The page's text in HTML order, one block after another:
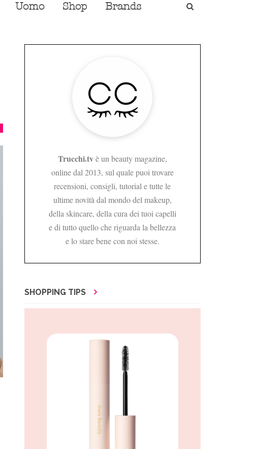
Uomo Shop Brands
Trucchi.tvè un beauty magazine,
online dal 2013, sul quale puoi trovare
recensioni, consigli, tutorial e tutte le
ultime novità dal mondo del makeup,
della skincare, della cura dei tuoi capelli
e di tutto quello che riguarda la bellezza
e lo stare bene con noi stesse.
SHOPPING TIPS